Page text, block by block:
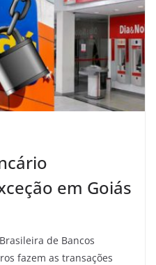
em Goiás
de Bancos
fazem as transações